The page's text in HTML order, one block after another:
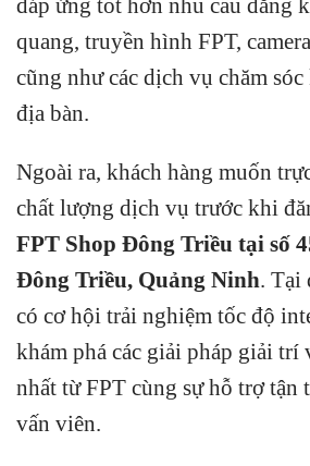
đáp ứng tốt hơn nhu cầu đăng
quang, truyền hình FPT,
cũng như các dịch vụ chăm sóc
địa bàn.
Ngoài ra, khách hàng muốn
chất lượng dịch vụ trước khi
FPT Shop Đông Triều tại số
Đông Triều, Quảng Ninh. Tại
có cơ hội trải nghiệm tốc độ
khám phá các giải pháp giải trí
nhất từ FPT cùng sự hỗ trợ
vấn viên.